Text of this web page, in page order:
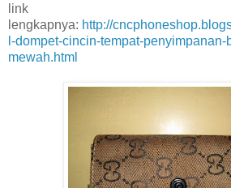
link
lengkapnya: http://
l-dompet-cincin-tempat-penyimpanan-
mewah.html